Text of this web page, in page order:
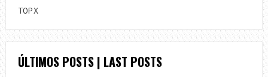
TOP X
ÚLTIMOS POSTS | LAST POSTS